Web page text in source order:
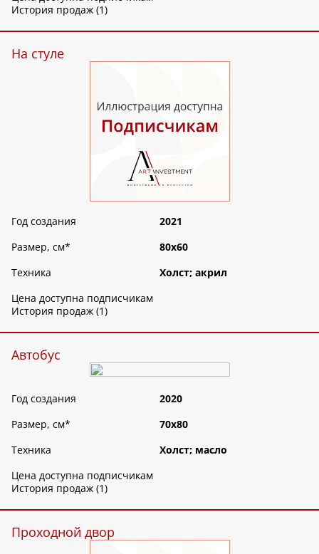
История продаж (1)
На стуле
Год создания
2021
Размер, см*
80х60
Техника
Холст; акрил
Цена доступна подписчикам
История продаж (1)
Автобус
Год создания
2020
Размер, см*
70х80
Техника
Холст; масло
Цена доступна подписчикам
История продаж (1)
Проходной двор